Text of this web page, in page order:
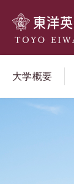
大学概要